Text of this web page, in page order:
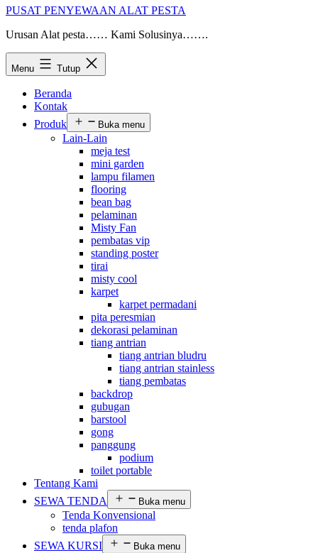
PUSAT PENYEWAAN ALAT PESTA
Urusan Alat pesta…… Kami Solusinya…….
Menu Tutup
Beranda
Kontak
Produk
Buka menu
Lain-Lain
meja test
mini garden
lampu filamen
flooring
bean bag
pelaminan
Misty Fan
pembatas vip
standing poster
tirai
misty cool
karpet
karpet permadani
pita peresmian
dekorasi pelaminan
tiang antrian
tiang antrian bludru
tiang antrian stainless
tiang pembatas
backdrop
gubugan
barstool
gong
panggung
podium
toilet portable
Tentang Kami
SEWA TENDA
Buka menu
Tenda Konvensional
tenda plafon
SEWA KURSI
Buka menu